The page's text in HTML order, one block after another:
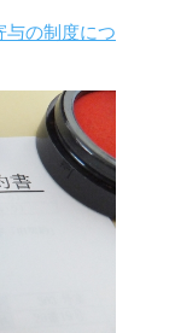
与の制度につ